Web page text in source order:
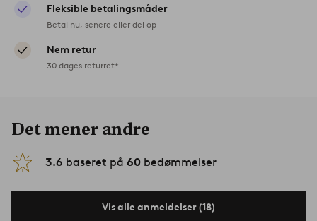
Fleksible betalingsmåder
Betal nu, senere eller del op
Nem retur
30 dages returret*
Det mener andre
3.6 baseret på 60 bedømmelser
Vis alle anmeldelser (18)